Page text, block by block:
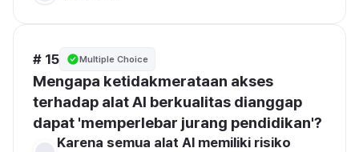
# 15 Multiple Choice
Mengapa ketidakmerataan akses
terhadap alat AI berkualitas dianggap
dapat 'memperlebar jurang pendidikan'?
Karena semua alat Al memiliki risiko